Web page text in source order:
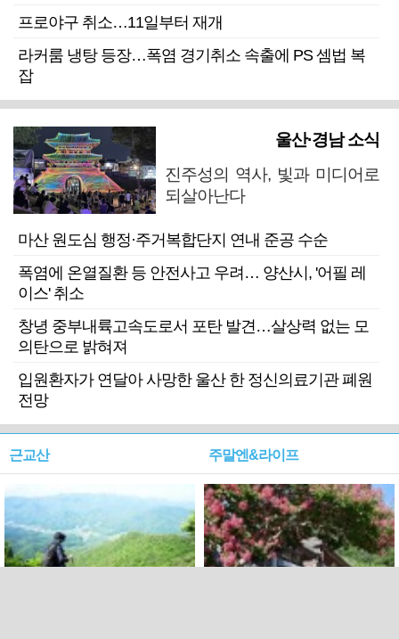
프로야구 취소…11일부터 재개
라커룸 냉탕 등장…폭염 경기취소 속출에 PS 셈법 복
잡
울산·경남 소식
진주성의 역사, 빛과 미디어로
되살아난다
마산 원도심 행정·주거복합단지 연내 준공 수순
폭염에 온열질환 등 안전사고 우려… 양산시, '어필 레
이스' 취소
창녕 중부내륙고속도로서 포탄 발견…살상력 없는 모
의탄으로 밝혀져
입원환자가 연달아 사망한 울산 한 정신의료기관 폐원
전망
근교산 주말엔&라이프